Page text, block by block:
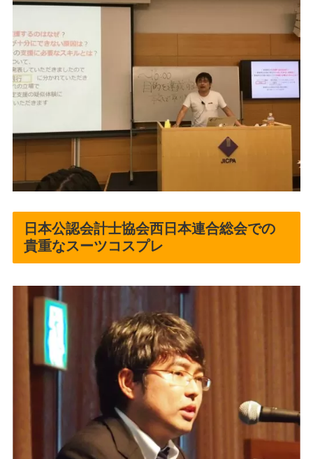
日本公認会計士協会西日本連合総会での
貴重なスーツコスプレ